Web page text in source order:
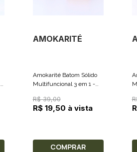
AMOKARITÉ
Amokarité Batom Sólido
Multifuncional 3 em 1 -
R$ 39,00
R$ 19,50 à vista
COMPRAR